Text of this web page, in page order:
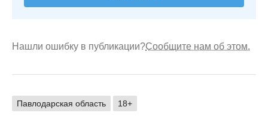
Нашли ошибку в публикации?Сообщите нам об этом.
Павлодарская область 18+